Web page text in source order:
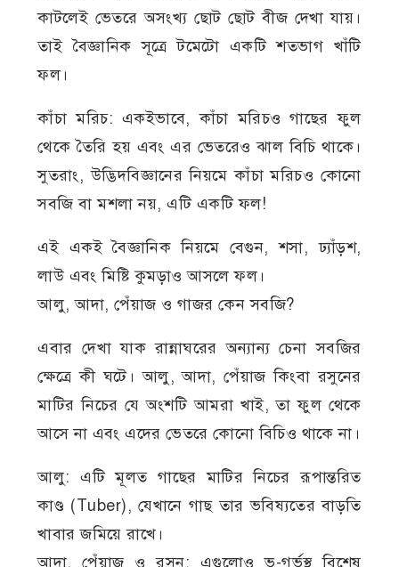
কাটলেই ভেতরে অসংখ্য ছোট ছোট বীজ দেখা যায়।
তাই বৈজ্ঞানিক সূত্রে টমেটো একটি শতভাগ খাঁটি
ফল।
কাঁচা মরিচ: একইভাবে, কাঁচা মরিচও গাছের ফুল
থেকে তৈরি হয় এবং এর ভেতরেও ঝাল বিচি থাকে।
সুতরাং, উদ্ভিদবিজ্ঞানের নিয়মে কাঁচা মরিচও কোনো
সবজি বা মশলা নয়, এটি একটি ফল!
এই একই বৈজ্ঞানিক নিয়মে বেগুন, শসা, ঢ্যাঁড়শ,
লাউ এবং মিষ্টি কুমড়াও আসলে ফল।
আলু, আদা, পেঁয়াজ ও গাজর কেন সবজি?
এবার দেখা যাক রান্নাঘরের অন্যান্য চেনা সবজির
ক্ষেত্রে কী ঘটে। আলু, আদা, পেঁয়াজ কিংবা রসুনের
মাটির নিচের যে অংশটি আমরা খাই, তা ফুল থেকে
আসে না এবং এদের ভেতরে কোনো বিচিও থাকে না।
আলু: এটি মূলত গাছের মাটির নিচের রূপান্তরিত
কাণ্ড (Tuber), যেখানে গাছ তার ভবিষ্যতের বাড়তি
খাবার জমিয়ে রাখে।
আদা, পেঁয়াজ ও রসুন: এগুলোও ভূ-গর্ভস্থ বিশেষ